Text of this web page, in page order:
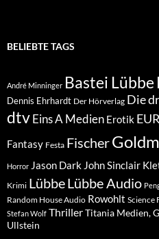
BELIEBTE TAGS
André Minninger Bastei Lübbe
Dennis Ehrhardt Der Hörverlag Die
dtvEins A Medien Erotik
Fantasy Festa Fischer
Horror Jason Dark John Sinclair
Krimi LübbeLübbe Audio
Random House Audio Rowohlt Science
Stefan Wolf ThrillerTitania Medien,
Ullstein